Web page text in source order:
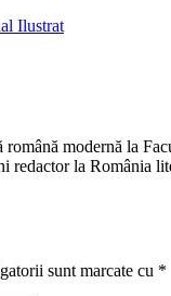
Ilustrat
română modernă la
la România
sunt marcate cu *